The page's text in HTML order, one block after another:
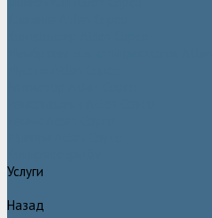
Услуги
Назад